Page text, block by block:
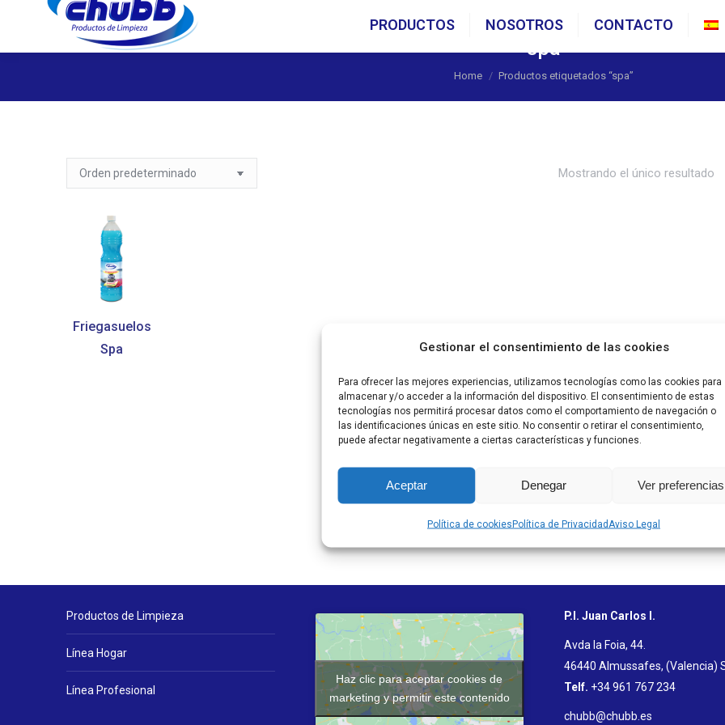
Gestionar el consentimiento de las cookies
Para ofrecer las mejores experiencias, utilizamos tecnologías como las cookies para
almacenar y/o acceder a la información del dispositivo. El consentimiento de estas
tecnologías nos permitirá procesar datos como el comportamiento de navegación o
las identificaciones únicas en este sitio. No consentir o retirar el consentimiento,
puede afectar negativamente a ciertas características y funciones.
Aceptar Denegar Ver preferencias
Política de cookiesPolítica de Privacidad Aviso Legal
PRODUCTOS NOSOTROS CONTACTO
spa
You are here:
Home Productos etiquetados “spa”
Mostrando el único resultado
Friegasuelos
Spa
Productos de Limpieza
Línea Hogar
Línea Profesional
Haz clic para aceptar cookies de
marketing y permitir este contenido
P.I. Juan Carlos I.
Avda la Foia, 44.
46440 Almussafes, (Valencia)
Telf. +34 961 767 234
chubb@chubb.es